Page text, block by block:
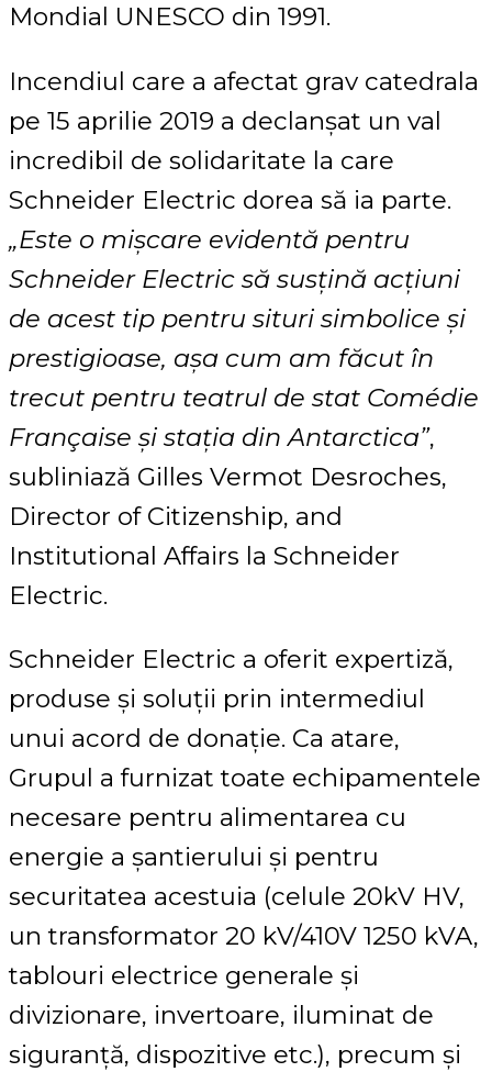
Mondial UNESCO din 1991.
Incendiul care a afectat grav catedrala
pe 15 aprilie 2019 a declanșat un val
incredibil de solidaritate la care
Schneider Electric dorea să ia parte.
„Este o mișcare evidentă pentru
Schneider Electric să susțină acțiuni
de acest tip pentru situri simbolice și
prestigioase, așa cum am făcut în
trecut pentru teatrul de stat Comédie
Française și stația din Antarctica”,
subliniază Gilles Vermot Desroches,
Director of Citizenship, and
Institutional Affairs la Schneider
Electric.
Schneider Electric a oferit expertiză,
produse și soluții prin intermediul
unui acord de donație. Ca atare,
Grupul a furnizat toate echipamentele
necesare pentru alimentarea cu
energie a șantierului și pentru
securitatea acestuia (celule 20kV HV,
un transformator 20 kV/410V 1250 kVA,
tablouri electrice generale și
divizionare, invertoare, iluminat de
siguranță, dispozitive etc.), precum și